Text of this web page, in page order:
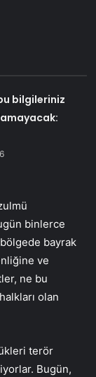
bilgileriniz
binlerce
bayrak
ve
ne bu
olan
terör
Bugün,